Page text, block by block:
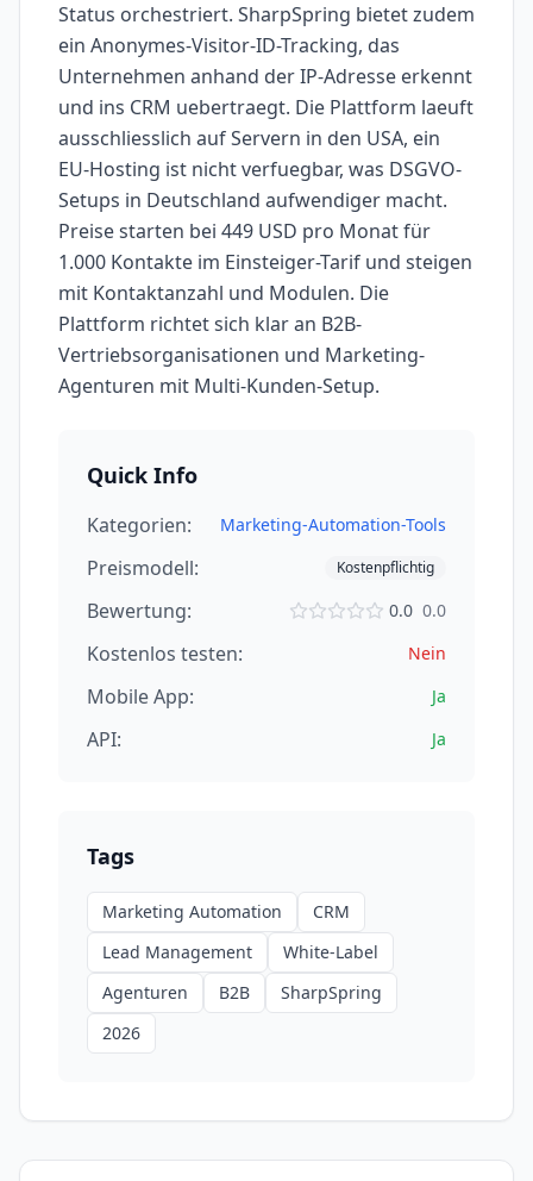
Status orchestriert. SharpSpring bietet zudem
ein Anonymes-Visitor-ID-Tracking, das
Unternehmen anhand der IP-Adresse erkennt
und ins CRM uebertraegt. Die Plattform laeuft
ausschliesslich auf Servern in den USA, ein
EU-Hosting ist nicht verfuegbar, was DSGVO-
Setups in Deutschland aufwendiger macht.
Preise starten bei 449 USD pro Monat für
1.000 Kontakte im Einsteiger-Tarif und steigen
mit Kontaktanzahl und Modulen. Die
Plattform richtet sich klar an B2B-
Vertriebsorganisationen und Marketing-
Agenturen mit Multi-Kunden-Setup.
Quick Info
Kategorien: Marketing-Automation-Tools
Preismodell: Kostenpflichtig
Bewertung: 0.0 0.0
Kostenlos testen: Nein
Mobile App: Ja
API: Ja
Tags
Marketing Automation
CRM
Lead Management
White-Label
Agenturen
B2B
SharpSpring
2026